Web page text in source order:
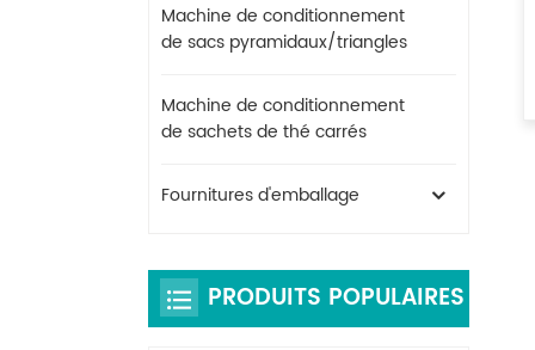
Machine de conditionnement
de sacs pyramidaux/triangles
Machine de conditionnement
de sachets de thé carrés
Fournitures d'emballage
PRODUITS POPULAIRES